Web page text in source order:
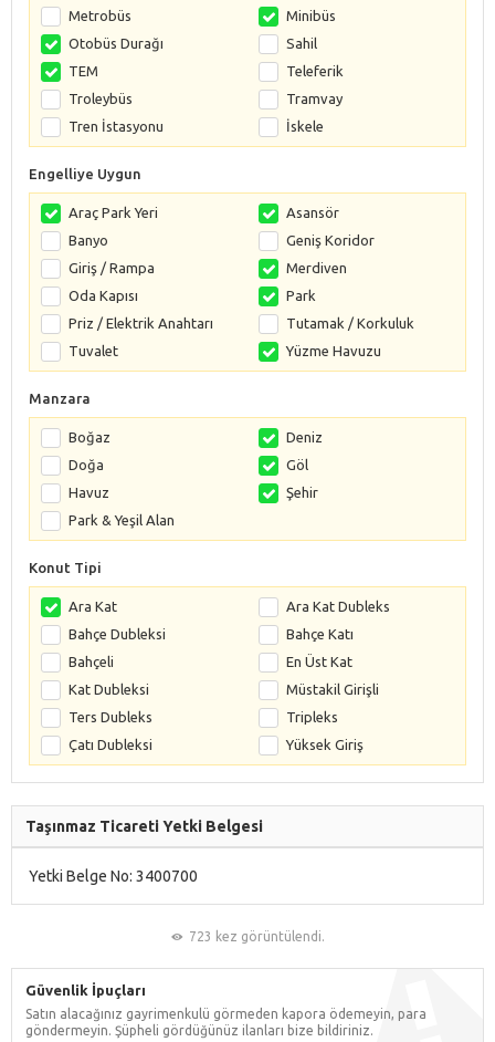
Metrobüs
Minibüs
Otobüs Durağı
Sahil
TEM
Teleferik
Troleybüs
Tramvay
Tren İstasyonu
İskele
Engelliye Uygun
Araç Park Yeri
Asansör
Banyo
Geniş Koridor
Giriş / Rampa
Merdiven
Oda Kapısı
Park
Priz / Elektrik Anahtarı
Tutamak / Korkuluk
Tuvalet
Yüzme Havuzu
Manzara
Boğaz
Deniz
Doğa
Göl
Havuz
Şehir
Park & Yeşil Alan
Konut Tipi
Ara Kat
Ara Kat Dubleks
Bahçe Dubleksi
Bahçe Katı
Bahçeli
En Üst Kat
Kat Dubleksi
Müstakil Girişli
Ters Dubleks
Tripleks
Çatı Dubleksi
Yüksek Giriş
Taşınmaz Ticareti Yetki Belgesi
Yetki Belge No: 3400700
723 kez görüntülendi.
Güvenlik İpuçları
Satın alacağınız gayrimenkulü görmeden kapora ödemeyin, para
göndermeyin. Şüpheli gördüğünüz ilanları bize bildiriniz.